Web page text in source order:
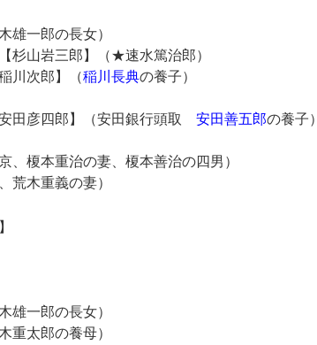
一郎の長女）
岩三郎】（★速水篤治郎）
次郎】（稲川長典の養子）
四郎】（安田銀行頭取 安田善五郎の養子）
重治の妻、榎本善治の四男）
重義の妻）
一郎の長女）
太郎の養母）